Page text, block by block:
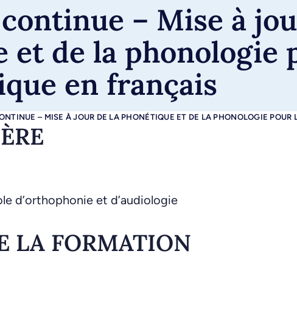
– Mise à
et de la phonologie
en français
– MISE À JOUR DE LA PHONÉTIQUE ET DE LA PHONOLOGIE
d’orthophonie et d’audiologie
LA FORMATION